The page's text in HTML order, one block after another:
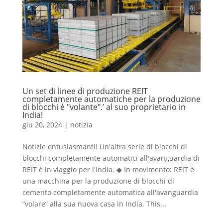
Un set di linee di produzione REIT
completamente automatiche per la produzione
di blocchi è "volante".’ al suo proprietario in
India!
giu 20, 2024| notizia
Notizie entusiasmanti! Un'altra serie di blocchi di
blocchi completamente automatici all'avanguardia di
REIT è in viaggio per l'India. ◆ In movimento: REIT è
una macchina per la produzione di blocchi di
cemento completamente automatica all'avanguardia
“volare” alla sua nuova casa in India. This...